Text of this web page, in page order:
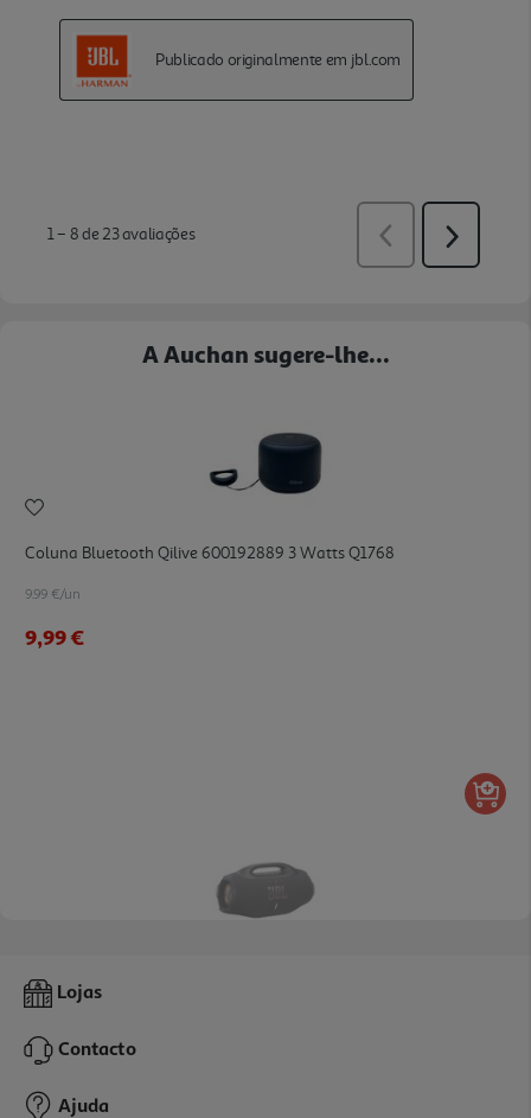
A Auchan sugere-lhe...
Coluna Bluetooth Qilive 600192889 3 Watts Q1768
9.99 €/un
9,99 €
Coluna Portatil Jbl Boombox 4 Preta
499,99 €
Lojas
Contacto
Ajuda